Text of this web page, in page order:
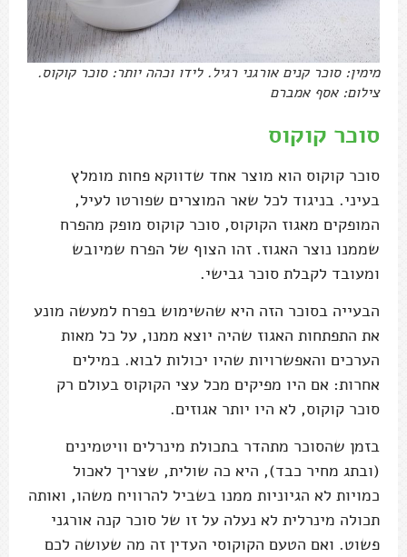
מימין: סוכר קנים אורגני רגיל. לידו וכהה יותר: סוכר קוקוס.
צילום: אסף אמברם
סוכר קוקוס
סוכר קוקוס הוא מוצר אחד שדווקא פחות מומלץ
בעיני. בניגוד לכל שאר המוצרים שפורטו לעיל,
המופקים מאגוז הקוקוס, סוכר קוקוס מופק מהפרח
שממנו נוצר האגוז. זהו הצוף של הפרח שמיובש
ומעובד לקבלת סוכר גבישי.
הבעייה בסוכר הזה היא שהשימוש בפרח למעשה מונע
את התפתחות האגוז שהיה יוצא ממנו, על כל מאות
הערכים והאפשרויות שהיו יכולות לבוא. במילים
אחרות: אם היו מפיקים מכל עצי הקוקוס בעולם רק
סוכר קוקוס, לא היו יותר אגוזים.
בזמן שהסוכר מתהדר בתכולת מינרלים וויטמינים
(ובתג מחיר כבד), היא כה שולית, שצריך לאכול
כמויות לא הגיוניות ממנו בשביל להרוויח משהו, ואותה
תכולה מינרלית לא נעלה על זו של סוכר קנה אורגני
פשוט. ואם הטעם הקוקוסי העדין זה מה שעושה לכם